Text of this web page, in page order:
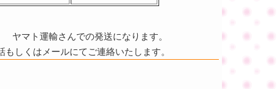
ヤマト運輸さんでの発送になります。
しくはメールにてご連絡いたします。